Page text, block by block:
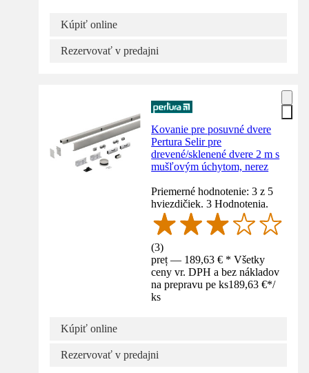
Kúpiť online
Rezervovať v predajni
Kovanie pre posuvné dvere
Pertura Selir pre
drevené/sklenené dvere 2 m s
mušľovým úchytom, nerez
Priemerné hodnotenie: 3 z 5
hviezdičiek. 3 Hodnotenia.
(3)
preț — 189,63 € * Všetky
ceny vr. DPH a bez nákladov
na prepravu pe ks189,63 €*/
ks
Kúpiť online
Rezervovať v predajni